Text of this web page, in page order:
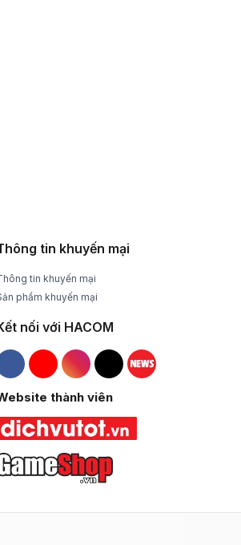
tin khuyến mại
tin khuyến mại
phẩm khuyến mại
nối với HACOM
Hacom Facebook
Hacom YouTube
Hacom Instagram
Hacom TikTok
thành viên